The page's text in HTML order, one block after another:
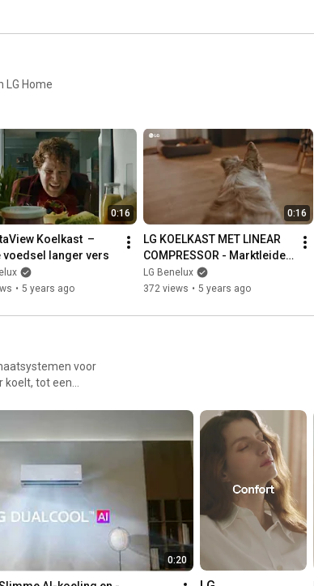
LG Home
0:16
Koelkast  –
voedsel langer vers
• 5 years ago
0:16
LG KOELKAST MET LINEAR
COMPRESSOR - Marktleider,
energiebewust
LG Benelux
372 views • 5 years ago
voor
koelt, tot een
als het gebruik van
investeert het
hoogstaande
0:20